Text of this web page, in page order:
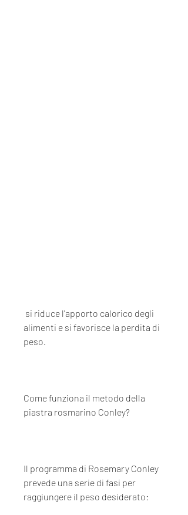
alimenti e si favorisce la perdita di
peso.
Come funziona il metodo della
piastra rosmarino Conley?
Il programma di Rosemary Conley
prevede una serie di fasi per
raggiungere il peso desiderato: